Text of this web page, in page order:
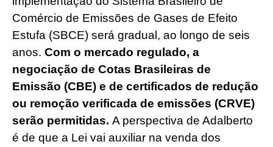
Comércio de Emissões de Gases de Efeito
Estufa (SBCE) será gradual, ao longo de seis
anos. Com o mercado regulado, a
negociação de Cotas Brasileiras de
Emissão (CBE) e de certificados de redução
ou remoção verificada de emissões (CRVE)
serão permitidas. A perspectiva de Adalberto
é de que a Lei vai auxiliar na venda dos